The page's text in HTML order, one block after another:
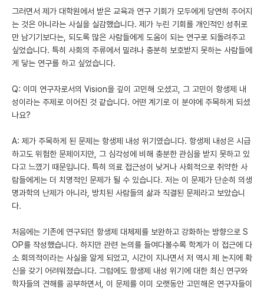
그러면서 제가 대학원에서 받은 교육과 연구 기회가 모두에게 당연히 주어지
는 것은 아니라는 사실을 실감했습니다. 제가 누린 기회를 개인적인 성취로
만 남기기보다는, 되도록 많은 사람들에게 도움이 되는 연구로 되돌려주고
싶었습니다. 특히 사회의 주류에서 밀려나 충분히 보호받지 못하는 사람들에
게 닿는 연구를 하고 싶었습니다.
Q: 이미 연구자로서의 Vision을 깊이 고민해 오셨고, 그 고민이 항생제 내
성이라는 주제로 이어진 것 같습니다. 어떤 계기로 이 분야에 주목하게 되셨
나요?
A: 제가 주목하게 된 문제는 항생제 내성 위기였습니다. 항생제 내성은 시급
하고도 위험한 문제이지만, 그 심각성에 비해 충분한 관심을 받지 못하고 있
다고 느꼈기 때문입니다. 특히 의료 접근성이 낮거나 사회적으로 취약한 사
람들에게는 더 치명적인 문제가 될 수 있습니다. 저는 이 문제가 단순히 의생
명과학의 난제가 아니라, 방치된 사람들의 삶과 직결된 문제라고 보았습니
다.
처음에는 기존에 연구되던 항생제 대체제를 보완하고 강화하는 방향으로 S
OP를 작성했습니다. 하지만 관련 논의를 들여다볼수록 학계가 이 접근에 다
소 회의적이라는 사실을 알게 되었고, 시간이 지나면서 저 역시 제 논지에 확
신을 갖기 어려워졌습니다. 그럼에도 항생제 내성 위기에 대한 최신 연구와
학자들의 견해를 공부하면서, 이 문제를 이미 오랫동안 고민해온 연구자들이